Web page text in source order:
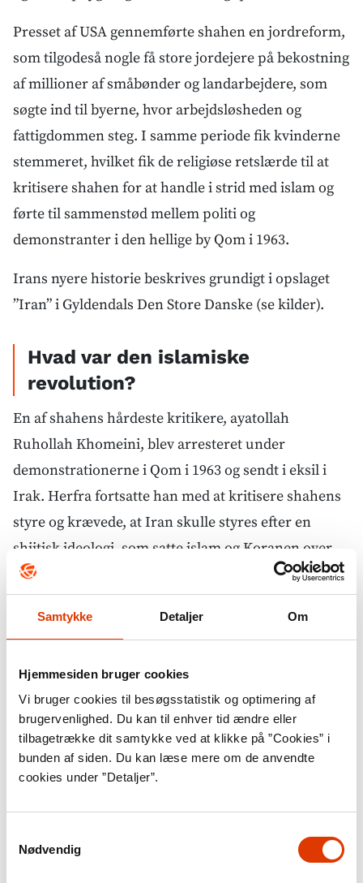
Samtykke Detaljer Om
Hjemmesiden bruger cookies
Vi bruger cookies til besøgsstatistik og optimering af
brugervenlighed. Du kan til enhver tid ændre eller
tilbagetrække dit samtykke ved at klikke på ”Cookies” i
bunden af siden. Du kan læse mere om de anvendte
cookies under ”Detaljer”.
Nødvendig
Presset af USA gennemførte shahen en jordreform,
som tilgodeså nogle få store jordejere på bekostning
af millioner af småbønder og landarbejdere, som
søgte ind til byerne, hvor arbejdsløsheden og
fattigdommen steg. I samme periode fik kvinderne
stemmeret, hvilket fik de religiøse retslærde til at
kritisere shahen for at handle i strid med islam og
førte til sammenstød mellem politi og
demonstranter i den hellige by Qom i 1963.
Irans nyere historie beskrives grundigt i opslaget
”Iran” i Gyldendals Den Store Danske (se kilder).
Hvad var den islamiske
revolution?
En af shahens hårdeste kritikere, ayatollah
Ruhollah Khomeini, blev arresteret under
demonstrationerne i Qom i 1963 og sendt i eksil i
Irak. Herfra fortsatte han med at kritisere shahens
styre og krævede, at Iran skulle styres efter en
shiitisk ideologi, som satte islam og Koranen over
de verdslige love og havde en religiøs autoritet som
øverste instans. Hans popularitet i Iran voksede,
både blandt småhandlende og håndværkere og
oppositionsgrupper begyndte desuden at se
Khomeini som en mulig allieret i kampen mod
shahstyret.
I 1978 var der sammenstød mellem
demonstrerende studenter og politi i Qom, og
protesterne mod shahen spredte sig til en række
demonstranterne i møde, men shahen tøvede og